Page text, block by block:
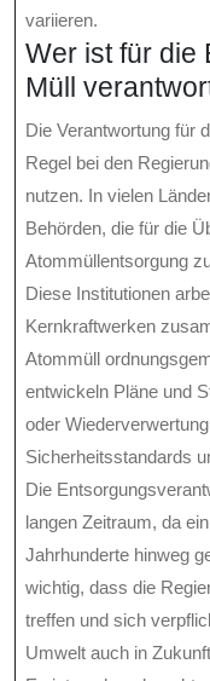
variieren.
Wer ist für die
Müll
Die Verantwortung für
Regel bei den
nutzen. In vielen
Behörden, die für die
Atommüllentsorgung
Diese Institutionen
Kernkraftwerken
Atommüll
entwickeln Pläne und
oder
Sicherheitsstandards
Die
langen Zeitraum, da
Jahrhunderte hinweg
wichtig, dass die
treffen und sich
Umwelt auch in